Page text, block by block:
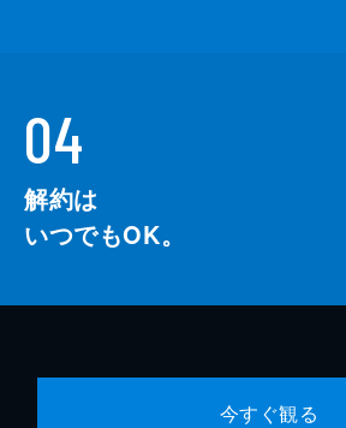
04
解約は
いつでもOK。
今すぐ観る